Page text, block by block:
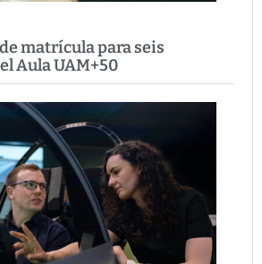
matrícula para seis
Aula UAM+50